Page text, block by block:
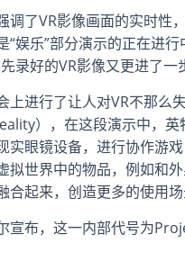
了VR影像画面的实时性
“娱乐”部分演示的正在进
录好的VR影像又更进了一
上进行了让人对VR不那
），在这段演示中，
实眼镜设备，进行协作游
拟世界中的物品，例如和
起来，创造更多的使用场
宣布，这一内部代号为